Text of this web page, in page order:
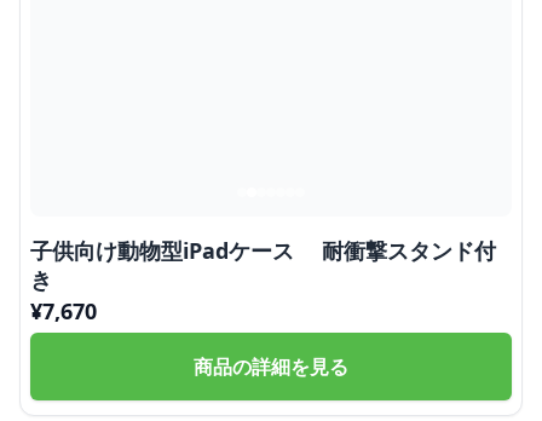
子供向け動物型iPadケース 耐衝撃スタンド付
き
¥7,670
商品の詳細を見る